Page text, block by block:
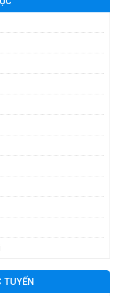
TUYẾN
em vecpa XW02
KS-518
T118